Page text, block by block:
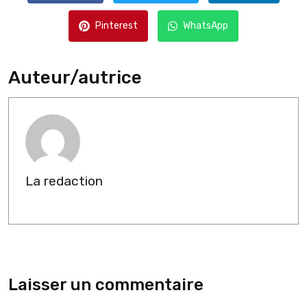
Pinterest WhatsApp
Auteur/autrice
La redaction
Laisser un commentaire